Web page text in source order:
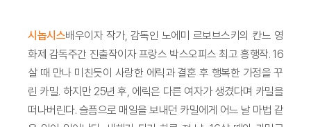
시놉시스배우이자 작가, 감독인 노에미 르보브스키의 칸느 영
화제 감독주간 진출작이자 프랑스 박스오피스 최고 흥행작. 16
살 때 만나 미친듯이 사랑한 에릭과 결혼 후 행복한 가정을 꾸
린 카밀. 하지만 25년 후, 에릭은 다른 여자가 생겼다며 카밀을
떠나버린다. 슬픔으로 매일을 보내던 카밀에게 어느 날 마법 같